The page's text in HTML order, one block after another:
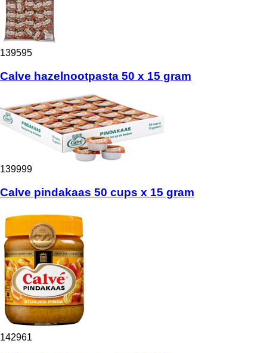
139595
Calve hazelnootpasta 50 x 15 gram
139999
Calve pindakaas 50 cups x 15 gram
142961